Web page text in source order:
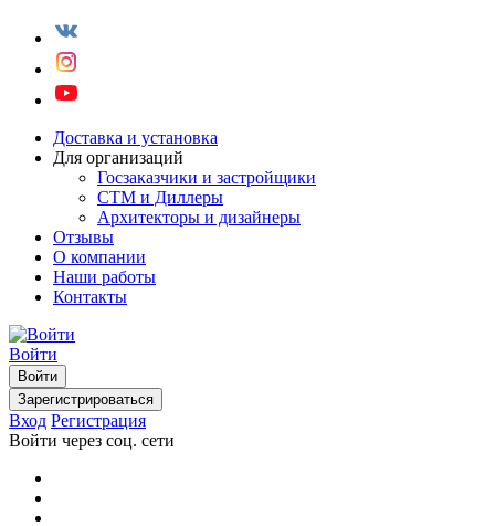
Доставка и установка
Для организаций
Госзаказчики и застройщики
СТМ и Диллеры
Архитекторы и дизайнеры
Отзывы
О компании
Наши работы
Контакты
Войти
Войти
Зарегистрироваться
Вход Регистрация
Войти через соц. сети